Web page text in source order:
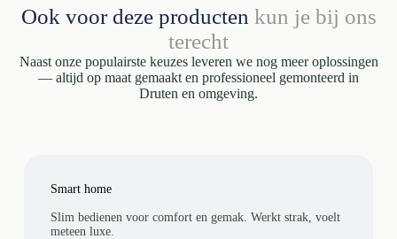
Ook voor deze producten kun je bij ons
terecht
Naast onze populairste keuzes leveren we nog meer oplossingen
— altijd op maat gemaakt en professioneel gemonteerd in
Druten en omgeving.
Smart home
Slim bedienen voor comfort en gemak. Werkt strak, voelt
meteen luxe.